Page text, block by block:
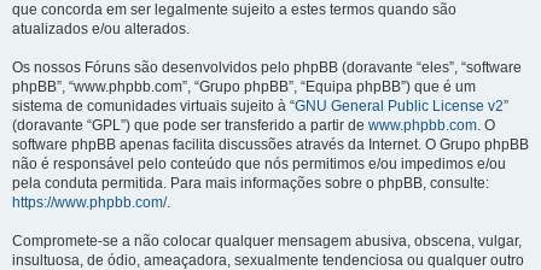
que concorda em ser legalmente sujeito a estes termos quando são
atualizados e/ou alterados.
Os nossos Fóruns são desenvolvidos pelo phpBB (doravante “eles”, “software
phpBB”, “www.phpbb.com”, “Grupo phpBB”, “Equipa phpBB”) que é um
sistema de comunidades virtuais sujeito à “GNU General Public License v2”
(doravante “GPL”) que pode ser transferido a partir de www.phpbb.com. O
software phpBB apenas facilita discussões através da Internet. O Grupo phpBB
não é responsável pelo conteúdo que nós permitimos e/ou impedimos e/ou
pela conduta permitida. Para mais informações sobre o phpBB, consulte:
https://www.phpbb.com/.
Compromete-se a não colocar qualquer mensagem abusiva, obscena, vulgar,
insultuosa, de ódio, ameaçadora, sexualmente tendenciosa ou qualquer outro